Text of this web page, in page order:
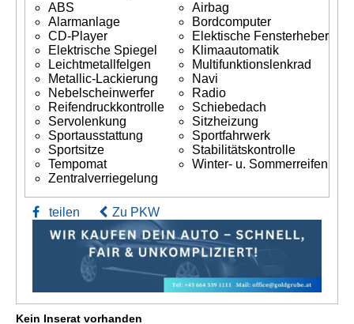
ABS
Airbag
Alarmanlage
Bordcomputer
CD-Player
Elektische Fensterheber
Elektrische Spiegel
Klimaautomatik
Leichtmetallfelgen
Multifunktionslenkrad
Metallic-Lackierung
Navi
Nebelscheinwerfer
Radio
Reifendruckkontrolle
Schiebedach
Servolenkung
Sitzheizung
Sportausstattung
Sportfahrwerk
Sportsitze
Stabilitätskontrolle
Tempomat
Winter- u. Sommerreifen
Zentralverriegelung
teilen Zu PKW
Kein Inserat vorhanden